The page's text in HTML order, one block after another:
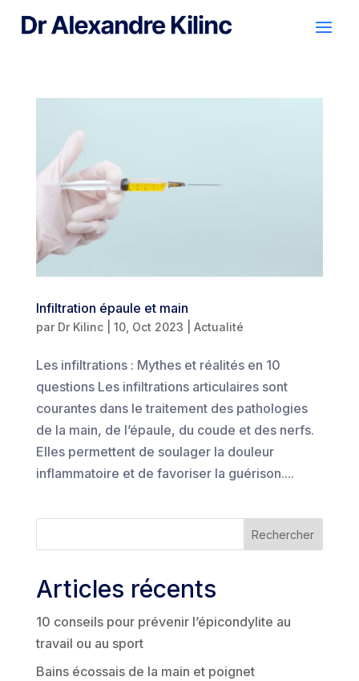
Infiltration épaule et main
par Dr Kilinc| 10, Oct 2023 Actualité
Les infiltrations : Mythes et réalités en 10
questions Les infiltrations articulaires sont
courantes dans le traitement des pathologies
de la main, de l’épaule, du coude et des nerfs.
Elles permettent de soulager la douleur
inflammatoire et de favoriser la guérison....
Rechercher
Articles récents
10 conseils pour prévenir l’épicondylite au
travail ou au sport
Bains écossais de la main et poignet